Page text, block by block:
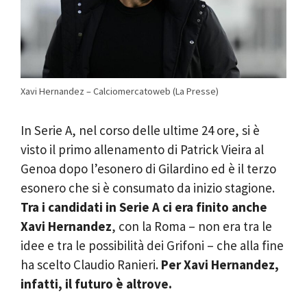
Xavi Hernandez – Calciomercatoweb (La Presse)
In Serie A, nel corso delle ultime 24 ore, si è
visto il primo allenamento di Patrick Vieira al
Genoa dopo l’esonero di Gilardino ed è il terzo
esonero che si è consumato da inizio stagione.
Tra i candidati in Serie A ci era finito anche
Xavi Hernandez, con la Roma – non era tra le
idee e tra le possibilità dei Grifoni – che alla fine
ha scelto Claudio Ranieri. Per Xavi Hernandez,
infatti, il futuro è altrove.